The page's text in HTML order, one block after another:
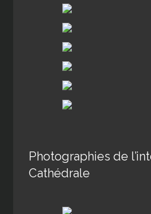
Photographies de
Cathédrale